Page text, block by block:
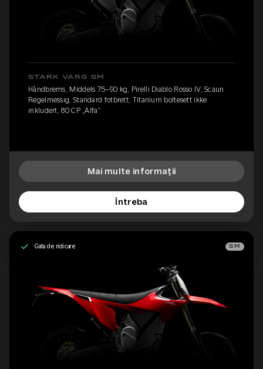
STARK VARG SM
Håndbrems, Middels 75–90 kg, Pirelli Diablo Rosso IV, Scaun
Regelmessig, Standard fotbrett, Titanium boltesett ikke
inkludert, 80 CP „Alfa”
Mai multe informații
Întreba
Gata de ridicare SM